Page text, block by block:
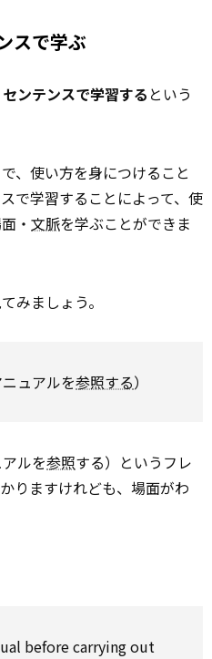
スで学ぶ
センテンスで学習する という
、使い方を身につけること
で学習することによって、使
・ 文脈を学ぶことができま
みましょう。
ュアルを参照する）
ルを参照する）というフレ
りますけれども、場面がわ
before carrying out